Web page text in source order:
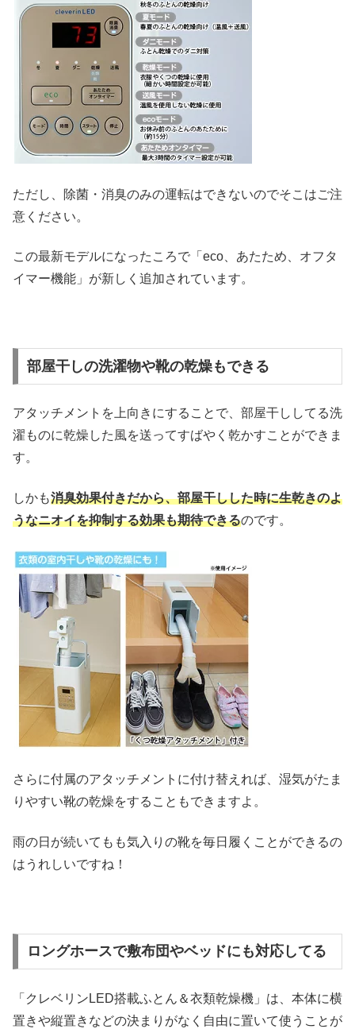
ただし、除菌・消臭のみの運転はできないのでそこはご注
意ください。
この最新モデルになったころで「eco、あたため、オフタ
イマー機能」が新しく追加されています。
部屋干しの洗濯物や靴の乾燥もできる
アタッチメントを上向きにすることで、部屋干ししてる洗
濯ものに乾燥した風を送ってすばやく乾かすことができま
す。
しかも消臭効果付きだから、部屋干しした時に生乾きのよ
うなニオイを抑制する効果も期待できるのです。
さらに付属のアタッチメントに付け替えれば、湿気がたま
りやすい靴の乾燥をすることもできますよ。
雨の日が続いてもも気入りの靴を毎日履くことができるの
はうれしいですね！
ロングホースで敷布団やベッドにも対応してる
「クレベリンLED搭載ふとん＆衣類乾燥機」は、本体に横
置きや縦置きなどの決まりがなく自由に置いて使うことが